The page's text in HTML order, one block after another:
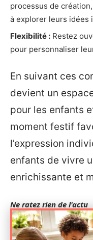
processus de
à explorer leurs idées
Flexibilité : Restez
pour personnaliser
En suivant ces
devient un
pour les enfants
moment festif
l’expression
enfants de vivre
enrichissante et
Ne ratez rien de l'actu